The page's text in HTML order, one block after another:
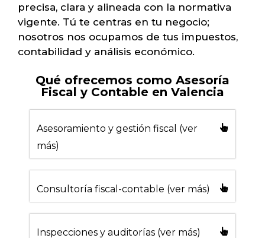
precisa, clara y alineada con la normativa
vigente. Tú te centras en tu negocio;
nosotros nos ocupamos de tus impuestos,
contabilidad y análisis económico.
Qué ofrecemos como Asesoría
Fiscal y Contable en Valencia
Asesoramiento y gestión fiscal (ver
más)
Consultoría fiscal-contable (ver más)
Inspecciones y auditorías (ver más)